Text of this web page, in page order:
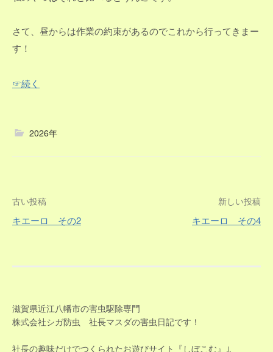
さて、昼からは作業の約束があるのでこれから行ってきまー
す！
☞続く
2026年
投
稿
ゲ
ー
古い投稿
キエーロ その2
新しい投稿
キエーロ その4
滋賀県近江八幡市の害虫駆除専門
株式会社シガ防虫 社長マスダの害虫日記です！
社長の趣味だけでつくられたお遊びサイト『しぼこむ』↓